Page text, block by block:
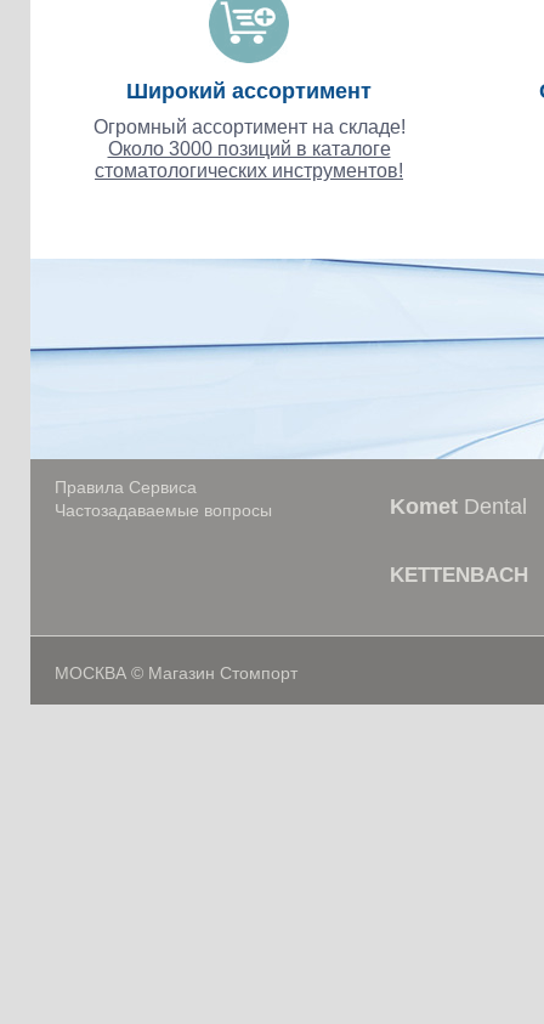
Широкий ассортимент
Огромный ассортимент на складе!
Около 3000 позиций в каталоге
стоматологических инструментов!
Правила Сервиса
Частозадаваемые вопросы
Komet Dental
KETTENBACH
МОСКВА © Магазин Стомпорт